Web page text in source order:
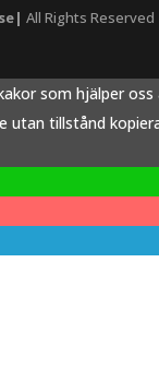
All Rights Reserved
som hjälper
utan tillstånd